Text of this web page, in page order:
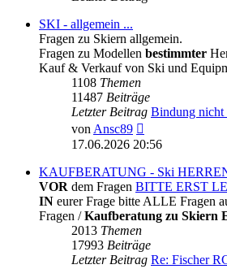
SKI - allgemein ...
Fragen zu Skiern allgemein.
Fragen zu Modellen bestimmter
Kauf & Verkauf von Ski und
1108 Themen
11487 Beiträge
Letzter Beitrag Bindung nicht
von Ansc89
Beitrag
17.06.2026 20:56
KAUFBERATUNG - Ski
VOR dem Fragen BITTE ERST
IN eurer Frage bitte ALLE Fragen
Fragen /Kaufberatung zu Skiern
2013 Themen
17993 Beiträge
Letzter Beitrag Re: Fischer